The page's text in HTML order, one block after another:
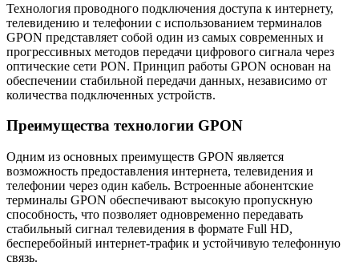
Технология проводного подключения доступа к интернету,
телевидению и телефонии с использованием терминалов
GPON представляет собой один из самых современных и
прогрессивных методов передачи цифрового сигнала через
оптические сети PON. Принцип работы GPON основан на
обеспечении стабильной передачи данных, независимо от
количества подключенных устройств.
Преимущества технологии GPON
Одним из основных преимуществ GPON является
возможность предоставления интернета, телевидения и
телефонии через один кабель. Встроенные абонентские
терминалы GPON обеспечивают высокую пропускную
способность, что позволяет одновременно передавать
стабильный сигнал телевидения в формате Full HD,
бесперебойный интернет-трафик и устойчивую телефонную
связь.